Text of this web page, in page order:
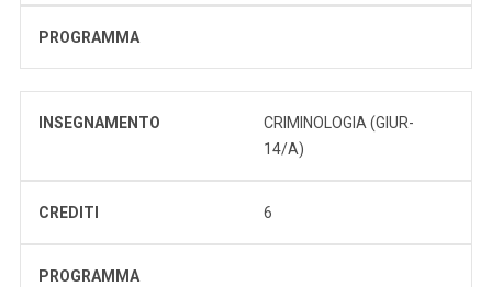
PROGRAMMA
INSEGNAMENTO
CRIMINOLOGIA (GIUR-
14/A)
CREDITI 6
PROGRAMMA